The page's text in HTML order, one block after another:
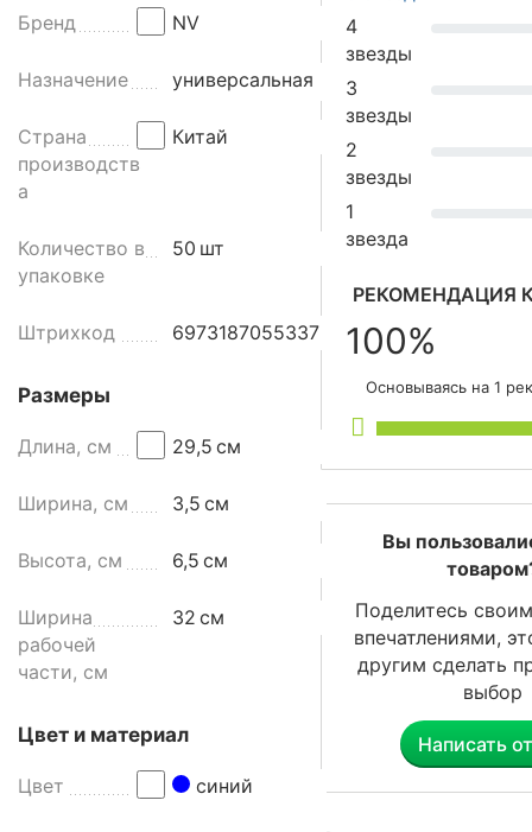
а
V
с
м
я
к
м
о
с
м
2
5
м
,
с
н
я
Бренд NV
Назначение универсальная
Страна
производств
а
Китай
Количество в
упаковке
50 шт
Штрихкод 6973187055337
Размеры
Длина, см 29,5 см
Ширина, см 3,5 см
Высота, см 6,5 см
Ширина
рабочей
части, см
32 см
Цвет и материал
Цвет синий
4
звезды
3
звезды
2
звезды
1
звезда
РЕКОМЕНДАЦИЯ
100%
Основываясь на 1
Вы
Поделитесь
впечатлениями,
другим сделать
выбор
Написать